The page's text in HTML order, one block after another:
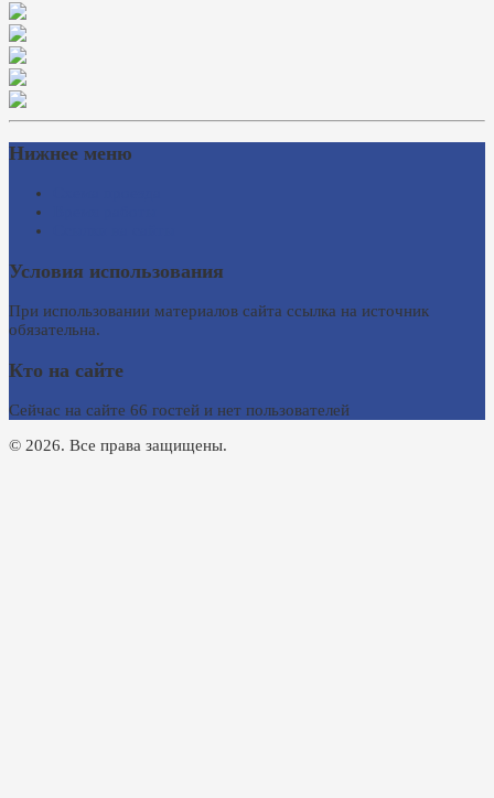
Нижнее меню
Условия использования
При использовании материалов сайта ссылка на источник
обязательна.
Кто на сайте
Сейчас на сайте 66 гостей и нет пользователей
© 2026. Все права защищены.